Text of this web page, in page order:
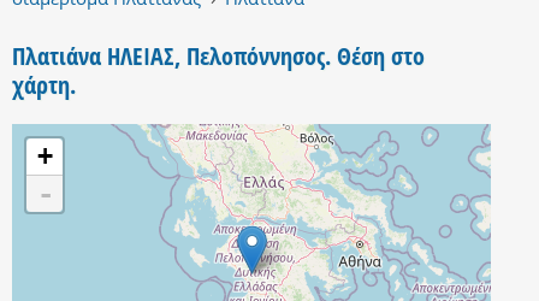
Πλατιάνα ΗΛΕΙΑΣ, Πελοπόννησος. Θέση στο
χάρτη.
+
-